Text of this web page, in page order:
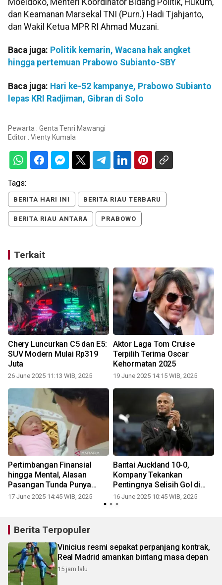
Moeldoko, Menteri Koordinator Bidang Politik, Hukum,
dan Keamanan Marsekal TNI (Purn.) Hadi Tjahjanto,
dan Wakil Ketua MPR RI Ahmad Muzani.
Baca juga: Politik kemarin, Wacana hak angket
hingga pertemuan Prabowo Subianto-SBY
Baca juga: Hari ke-52 kampanye, Prabowo Subianto
lepas KRI Radjiman, Gibran di Solo
Pewarta : Genta Tenri Mawangi
Editor : Vienty Kumala
Tags:
BERITA HARI INI BERITA RIAU TERBARU
BERITA RIAU ANTARA PRABOWO
Terkait
Chery Luncurkan C5 dan E5:
SUV Modern Mulai Rp319
Juta
26 June 2025 11:13 WIB, 2025
Aktor Laga Tom Cruise
Terpilih Terima Oscar
Kehormatan 2025
19 June 2025 14:15 WIB, 2025
Pertimbangan Finansial
hingga Mental, Alasan
Pasangan Tunda Punya
Anak
17 June 2025 14:45 WIB, 2025
Bantai Auckland 10-0,
Kompany Tekankan
Pentingnya Selisih Gol di
Grup Berat
16 June 2025 10:45 WIB, 2025
Berita Terpopuler
Vinicius resmi sepakat perpanjang kontrak,
Real Madrid amankan bintang masa depan
15 jam lalu